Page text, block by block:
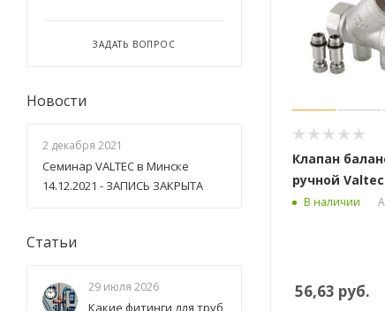
Клапан
ручной
В наличии
56,63 руб.
ЗАДАТЬ ВОПРОС
Новости
2 декабря 2021
Семинар VALTEC в Минске
14.12.2021 - ЗАПИСЬ ЗАКРЫТА
Статьи
29 июля 2026
Какие фитинги для труб